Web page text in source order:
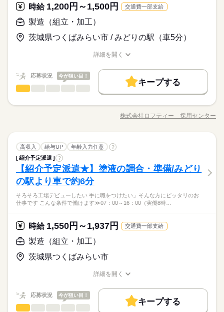
※休出の可能性あり
お仕事の特徴
働く人の待遇向上
紹介予定
未経験OK
募集条件
交通費
主婦・主夫 履歴書不要
WEB登録
10時～出社
16時前退社 土日祝休
働き方・環境
ブランクOK
社会保険制度 日払い
週払い
続きを読む
給与 時給 1,550円～1,937円
【給与備考】 ■日払いOK（規定内） 月収例：248,000円＋残業
期間・時間 長期
ーーーーーーーーーーーーーーーーー
16：00～25：00（実働8時間／休憩60分）
※2交替制
休日・休暇 土曜 日曜 祝日
土日休み（会社カレンダー）
詳しい募集要項をすべて見る
【日払いOK】履歴書不要なので手間もなくすぐに働き始められ
ます！WEB面接にも対応♪まずはお気軽にお問い合わせくださ
い！ご応募お待ちしております♪
働く人の待遇向上 給与UP 基本特徴
紹介予定 未経験OK 40代活躍 募集条件
履歴書不要
WEB登録
WEB選考完結
就業時間・曜日
10時～出社
働き方・環境
ブランクOK 社会保険制度
禁煙・分煙
バイク自転車 車OK
ィルムロールをセットします。 力仕事ではなく、機械のサポ
ート付きで安心。
応募資格
機械オペレーターに興味があれば、経験ゼロでも大丈夫。 もの
験：不問 資格：不問 学歴：不問
給与 時給 1,550円～1,937円
代 （時給1,550円×実働8時間×20日稼働） ※実働8時間超えより
続きを読む
期間・時間 長期
ーーーーーーーーーーーーーーーーー
【勤務時間詳細】
08：00～17：00（実働8時間／休憩60分）
16：00～25：00（実働8時間／休憩60分）
※2交替制
休日・休暇 土曜 日曜 祝日
土日休み（会社カレンダー）
詳しい募集要項をすべて見る
応募する
時給 1,200円～1,500円 交通費一部支給
製造（組立・加工）
茨城県つくばみらい市 / みどりの駅（車5分）
男女の割合 男性
みんなで
職場の様子 しずか
業界 その他
【日払いOK】履歴書不要なので手間もなくすぐに働き始められ
ます！WEB面接にも対応♪まずはお気軽にお問い合わせくださ
い！ご応募お待ちしております♪
お仕事の特徴
働く人の待遇向上
未経験OK
40代活躍 続きを読む
製造（組立・加工）
・品番やラベルに間違いがないかチェック ・ゴム部分や接着部
分に不良がないか確認 ・検査後の製品を出荷エリアへ準備 難し
う作業が中心なので、体への負担も少なめです！ 人気の座り作
業なので、気になる方はお早めに！ 重量物なし・シンプル作業
だから、未経験の方も安心してスタートできます◎
応募資格
資格：不問
学歴：不問
給与 時給 1,200円～1,500円
【給与備考】 ■日払いOK（規定内） 月収例：201,600円 （時給
bcov2106
期間・時間 長期
詳しい募集要項をすべて見る
詳細を開く
応募状況 今が狙い目！
キープする
職種/応募資格 給与/時間/休日
男女の割合 男性
仕事の仕方 ひとりで みんなで
職場の様子 しずか にぎやか
業界 その他
【日払いOK】履歴書不要なので手間もなくすぐに働き始められ
ます！WEB面接にも対応♪まずはお気軽にお問い合わせくださ
い！ご応募お待ちしております♪
職種 製造（組立・加工）
具体的には… ・製品にキズや汚れ、へこみがないか目視で確認
・品番やラベルに間違いがないかチェック ・ゴム部分や接着部
分に不良がないか確認 ・検査後の製品を出荷エリアへ準備 難し
い作業はなく、決められたポイントをチェックするだけ◎ 扱う
のは軽いフィルター製品なので、重量物はありません♪ 座って行
う作業が中心なので、体への負担も少なめです！ 人気の座り作
業なので、気になる方はお早めに！ 重量物なし・シンプル作業
だから、未経験の方も安心してスタートできます◎
続きを読む
応募資格
資格：不問
学歴：不問
【給与備考】 ■日払いOK（規定内） 月収例：201,600円 （時給
1,200円×実働8時間×21日稼働） ※実働8時間超えより割増 kkw_
詳しい募集要項をすべて見る
株式会社ロフティー 採用センター
高収入 給与UP 年齢入力任意 ?
紹介予定派遣 ?
【紹介予定派遣★】塗液の調合・準備/みどり
の駅より車で約6分
そろそろ工場デビューしたい 手に職をつけたい」そんな方にピッタリのお
仕事です こんな条件で働けます≫07：00～16：00（実働8時…
時給 1,550円～1,937円 交通費一部支給
製造（組立・加工）
茨城県つくばみらい市
男性
製造（組立・加工）
詳細を開く
応募状況 今が狙い目！
キープする